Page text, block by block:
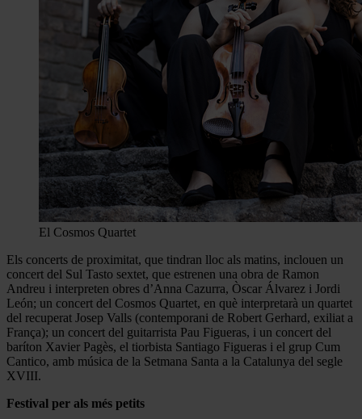
El Cosmos Quartet
Els concerts de proximitat, que tindran lloc als matins, inclouen un
concert del Sul Tasto sextet, que estrenen una obra de Ramon
Andreu i interpreten obres d’Anna Cazurra, Òscar Álvarez i Jordi
León; un concert del Cosmos Quartet, en què interpretarà un quartet
del recuperat Josep Valls (contemporani de Robert Gerhard, exiliat a
França); un concert del guitarrista Pau Figueras, i un concert del
baríton Xavier Pagès, el tiorbista Santiago Figueras i el grup Cum
Cantico, amb música de la Setmana Santa a la Catalunya del segle
XVIII.
Festival per als més petits